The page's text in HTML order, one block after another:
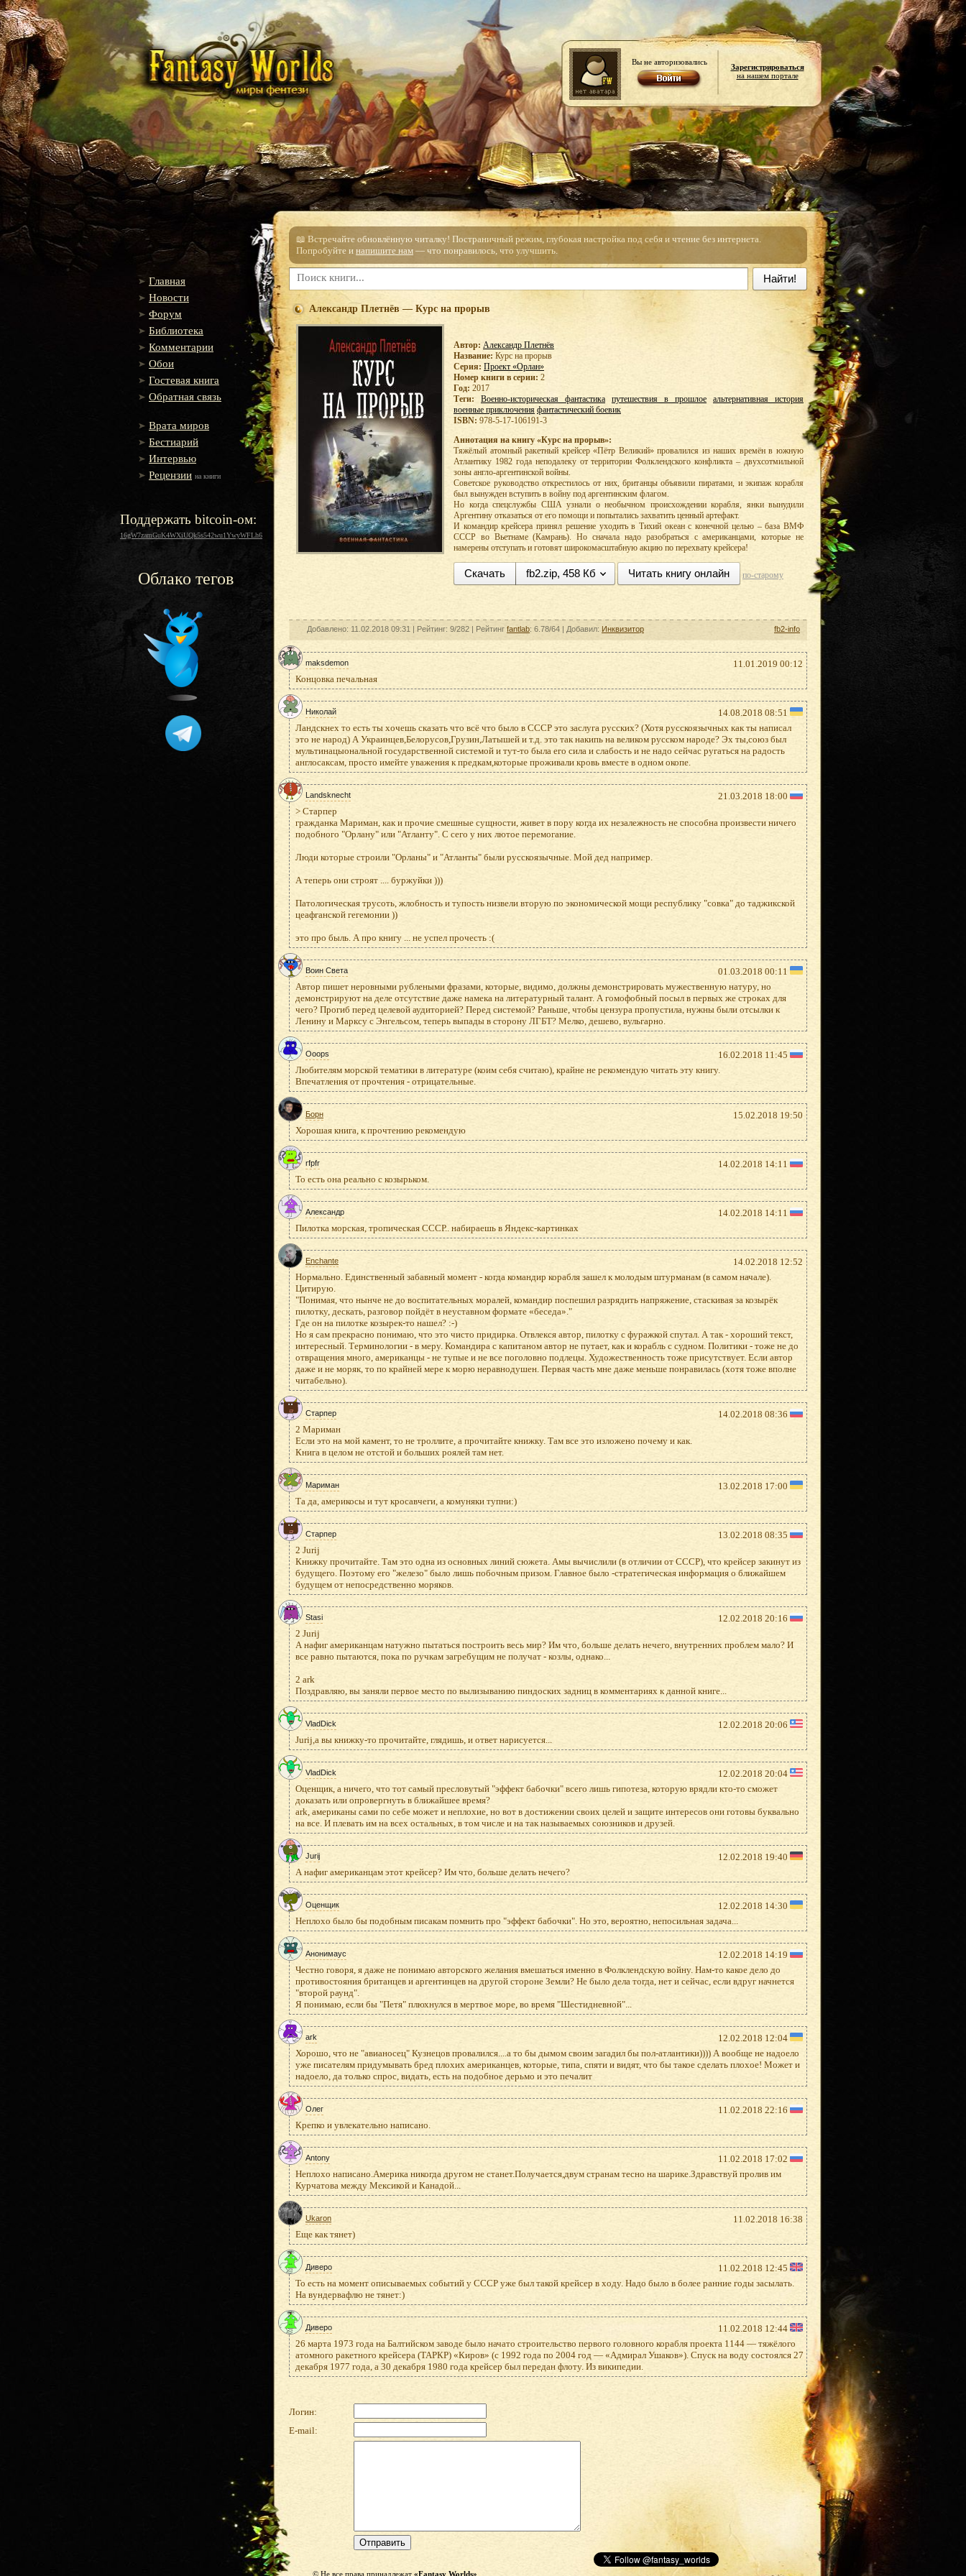
Вы не авторизовались
Зарегистрироваться
на нашем портале
Главная
Новости
Форум
Библиотека
Комментарии
Обои
Гостевая книга
Обратная связь
Врата миров
Бестиарий
Интервью
Рецензии на книги
Поддержать bitcoin-ом:
16gW7zamGuK4WXiUQk5s542wu1YwyWFLh6
Облако тегов
📖 Встречайте обновлённую читалку! Постраничный режим, глубокая настройка под себя и чтение без интернета.
Попробуйте и напишите нам — что понравилось, что улучшить.
Найти!
Александр Плетнёв — Курс на прорыв
Автор: Александр Плетнёв
Название: Курс на прорыв
Серия: Проект «Орлан»
Номер книги в серии: 2
Год: 2017
Теги:
Военно-историческая фантастика путешествия в прошлое
альтернативная история
военные приключения фантастический боевик
ISBN: 978-5-17-106191-3
Аннотация на книгу «Курс на прорыв»:
Тяжёлый атомный ракетный крейсер «Пётр Великий» провалился из наших времён в южную
Атлантику 1982 года неподалеку от территории Фолклендского конфликта – двухсотмильной
зоны англо-аргентинской войны.
Советское руководство открестилось от них, британцы объявили пиратами, и экипаж корабля
был вынужден вступить в войну под аргентинским флагом.
Но когда спецслужбы США узнали о необычном происхождении корабля, янки вынудили
Аргентину отказаться от его помощи и попытались захватить ценный артефакт.
И командир крейсера принял решение уходить в Тихий океан с конечной целью – база ВМФ
СССР во Вьетнаме (Камрань). Но сначала надо разобраться с американцами, которые не
намерены отступать и готовят широкомасштабную акцию по перехвату крейсера!
Скачать fb2.zip, 458 Кб Читать книгу онлайн по-старому
Добавлено: 11.02.2018 09:31 | Рейтинг: 9/282 | Рейтинг fantlab: 6.78/64 | Добавил: Инквизитор fb2-info
maksdemon
11.01.2019 00:12
Концовка печальная
Николай
14.08.2018 08:51
Ландскнех то есть ты хочешь сказать что всё что было в СССР это заслуга русских? (Хотя русскоязычных как ты написал
это не народ) А Украинцев,Белорусов,Грузин,Латышей и т.д. это так накипь на великом русском народе? Эх ты,союз был
мультинацыональной государственной системой и тут-то была его сила и слабость и не надо сейчас ругаться на радость
англосаксам, просто имейте уважения к предкам,которые проживали кровь вместе в одном окопе.
Landsknecht
21.03.2018 18:00
> Старпер
гражданка Мариман, как и прочие смешные сущности, живет в пору когда их незалежность не способна произвести ничего
подобного "Орлану" или "Атланту". С сего у них лютое перемогание.
Люди которые строили "Орланы" и "Атланты" были русскоязычные. Мой дед например.
А теперь они строят .... буржуйки )))
Патологическая трусоть, жлобность и тупость низвели вторую по экономической мощи республику "совка" до таджикской
цеафганской гегемонии ))
это про быль. А про книгу ... не успел прочесть :(
Воин Света
01.03.2018 00:11
Автор пишет неровными рублеными фразами, которые, видимо, должны демонстрировать мужественную натуру, но
демонстрируют на деле отсутствие даже намека на литературный талант. А гомофобный посыл в первых же строках для
чего? Прогиб перед целевой аудиторией? Перед системой? Раньше, чтобы цензура пропустила, нужны были отсылки к
Ленину и Марксу с Энгельсом, теперь выпады в сторону ЛГБТ? Мелко, дешево, вульгарно.
Ooops
16.02.2018 11:45
Любителям морской тематики в литературе (коим себя считаю), крайне не рекомендую читать эту книгу.
Впечатления от прочтения - отрицательные.
Борн
15.02.2018 19:50
Хорошая книга, к прочтению рекомендую
rfpfr
14.02.2018 14:11
То есть она реально с козырьком.
Александр
14.02.2018 14:11
Пилотка морская, тропическая СССР.. набираешь в Яндекс-картинках
Enchante
14.02.2018 12:52
Нормально. Единственный забавный момент - когда командир корабля зашел к молодым штурманам (в самом начале).
Цитирую.
"Понимая, что нынче не до воспитательных моралей, командир поспешил разрядить напряжение, стаскивая за козырёк
пилотку, дескать, разговор пойдёт в неуставном формате «беседа»."
Где он на пилотке козырек-то нашел? :-)
Но я сам прекрасно понимаю, что это чисто придирка. Отвлекся автор, пилотку с фуражкой спутал. А так - хороший текст,
интересный. Терминологии - в меру. Командира с капитаном автор не путает, как и корабль с судном. Политики - тоже не до
отвращения много, американцы - не тупые и не все поголовно подлецы. Художественность тоже присутствует. Если автор
даже и не моряк, то по крайней мере к морю неравнодушен. Первая часть мне даже меньше понравилась (хотя тоже вполне
читабельно).
Старпер
14.02.2018 08:36
2 Мариман
Если это на мой камент, то не троллите, а прочитайте книжку. Там все это изложено почему и как.
Книга в целом не отстой и больших роялей там нет.
Мариман
13.02.2018 17:00
Та да, америкосы и тут кросавчеги, а комуняки тупни:)
Старпер
13.02.2018 08:35
2 Jurij
Книжку прочитайте. Там это одна из основных линий сюжета. Амы вычислили (в отличии от СССР), что крейсер закинут из
будущего. Поэтому его "железо" было лишь побочным призом. Главное было -стратегическая информация о ближайшем
будущем от непосредственно моряков.
Stasi
12.02.2018 20:16
2 Jurij
А нафиг американцам натужно пытаться построить весь мир? Им что, больше делать нечего, внутренних проблем мало? И
все равно пытаются, пока по ручкам загребущим не получат - козлы, однако...
2 ark
Поздравляю, вы заняли первое место по вылизыванию пиндоских задниц в комментариях к данной книге...
VladDick
12.02.2018 20:06
Jurij,а вы книжку-то прочитайте, глядишь, и ответ нарисуется...
VladDick
12.02.2018 20:04
Оценщик, а ничего, что тот самый пресловутый "эффект бабочки" всего лишь гипотеза, которую врядли кто-то сможет
доказать или опровергнуть в ближайшее время?
ark, американы сами по себе может и неплохие, но вот в достижении своих целей и защите интересов они готовы буквально
на все. И плевать им на всех остальных, в том числе и на так называемых союзников и друзей.
Jurij
12.02.2018 19:40
А нафиг американцам этот крейсер? Им что, больше делать нечего?
Оценщик
12.02.2018 14:30
Неплохо было бы подобным писакам помнить про "эффект бабочки". Но это, вероятно, непосильная задача...
Анонимаус
12.02.2018 14:19
Честно говоря, я даже не понимаю авторского желания вмешаться именно в Фолклендскую войну. Нам-то какое дело до
противостояния британцев и аргентинцев на другой стороне Земли? Не было дела тогда, нет и сейчас, если вдруг начнется
"второй раунд".
Я понимаю, если бы "Петя" плюхнулся в мертвое море, во время "Шестидневной"...
ark
12.02.2018 12:04
Хорошо, что не "авианосец" Кузнецов провалился....а то бы дымом своим загадил бы пол-атлантики)))) А вообще не надоело
уже писателям придумывать бред плохих американцев, которые, типа, спяти и видят, что бы такое сделать плохое! Может и
надоело, да только спрос, видать, есть на подобное дерьмо и это печалит
Олег
11.02.2018 22:16
Крепко и увлекательно написано.
Antony
11.02.2018 17:02
Неплохо написано.Америка никогда другом не станет.Получается,двум странам тесно на шарике.Здравствуй пролив им
Курчатова между Мексикой и Канадой...
Ukaron
11.02.2018 16:38
Еще как тянет)
Диверо
11.02.2018 12:45
То есть на момент описываемых событий у СССР уже был такой крейсер в ходу. Надо было в более ранние годы засылать.
На вундервафлю не тянет:)
Диверо
11.02.2018 12:44
26 марта 1973 года на Балтийском заводе было начато строительство первого головного корабля проекта 1144 — тяжёлого
атомного ракетного крейсера (ТАРКР) «Киров» (с 1992 года по 2004 год — «Адмирал Ушаков»). Спуск на воду состоялся 27
декабря 1977 года, а 30 декабря 1980 года крейсер был передан флоту. Из википедии.
Логин:
E-mail:
© Не все права принадлежат «Fantasy Worlds»